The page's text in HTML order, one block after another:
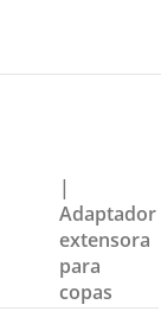
|
Adaptador
extensora
para
copas